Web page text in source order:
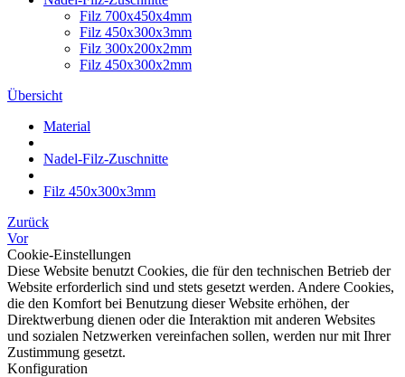
Filz 700x450x4mm
Filz 450x300x3mm
Filz 300x200x2mm
Filz 450x300x2mm
Übersicht
Material
Nadel-Filz-Zuschnitte
Filz 450x300x3mm
Zurück
Vor
Cookie-Einstellungen
Diese Website benutzt Cookies, die für den technischen Betrieb der
Website erforderlich sind und stets gesetzt werden. Andere Cookies,
die den Komfort bei Benutzung dieser Website erhöhen, der
Direktwerbung dienen oder die Interaktion mit anderen Websites
und sozialen Netzwerken vereinfachen sollen, werden nur mit Ihrer
Zustimmung gesetzt.
Konfiguration